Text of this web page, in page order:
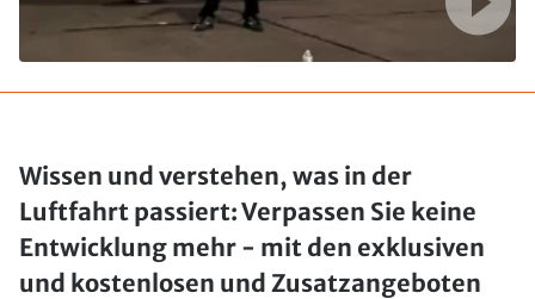
Wissen und verstehen, was in der
Luftfahrt passiert: Verpassen Sie keine
Entwicklung mehr - mit den exklusiven
und kostenlosen und Zusatzangeboten